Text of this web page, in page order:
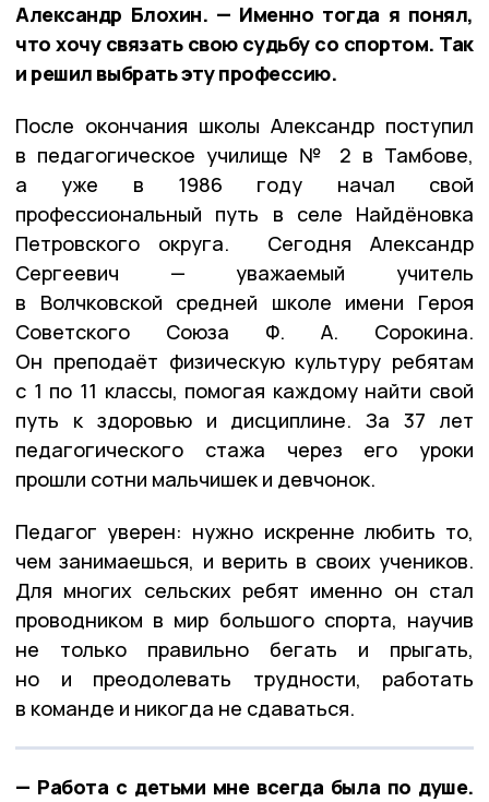
Александр Блохин. — Именно тогда я понял,
что хочу связать свою судьбу со спортом. Так
и решил выбрать эту профессию.
После окончания школы Александр поступил
в педагогическое училище № 2 в Тамбове,
а уже в 1986 году начал свой
профессиональный путь в селе Найдёновка
Петровского округа. Сегодня Александр
Сергеевич — уважаемый учитель
в Волчковской средней школе имени Героя
Советского Союза Ф. А. Сорокина.
Он преподаёт физическую культуру ребятам
с 1 по 11 классы, помогая каждому найти свой
путь к здоровью и дисциплине. За 37 лет
педагогического стажа через его уроки
прошли сотни мальчишек и девчонок.
Педагог уверен: нужно искренне любить то,
чем занимаешься, и верить в своих учеников.
Для многих сельских ребят именно он стал
проводником в мир большого спорта, научив
не только правильно бегать и прыгать,
но и преодолевать трудности, работать
в команде и никогда не сдаваться.
— Работа с детьми мне всегда была по душе.